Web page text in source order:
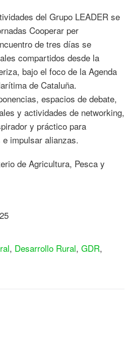
del Grupo LEADER se
Cooperar per
de tres días se
compartidos desde la
bajo el foco de la Agenda
de Cataluña.
espacios de debate,
y actividades de networking,
y práctico para
impulsar alianzas.
de Agricultura, Pesca y
, Desarrollo Rural, GDR,